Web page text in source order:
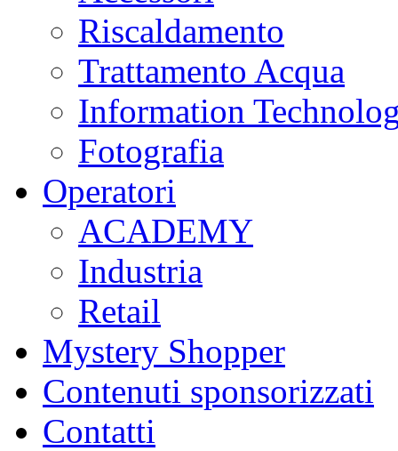
Riscaldamento
Trattamento Acqua
Information
Fotografia
Operatori
ACADEMY
Industria
Retail
Mystery Shopper
Contenuti sponsorizzati
Contatti